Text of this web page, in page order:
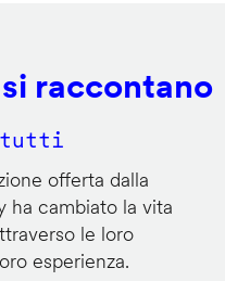
raccontano
tutti
offerta dalla
ha cambiato la vita
le loro
esperienza.